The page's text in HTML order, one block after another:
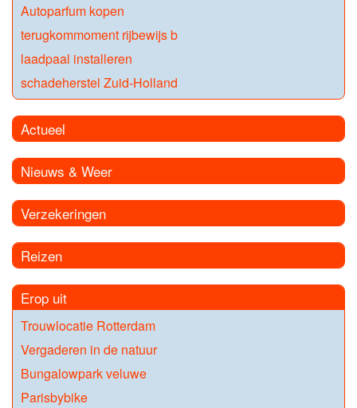
Autoparfum kopen
terugkommoment rijbewijs b
laadpaal installeren
schadeherstel Zuid-Holland
Actueel
Nieuws & Weer
Verzekeringen
Reizen
Erop uit
Trouwlocatie Rotterdam
Vergaderen in de natuur
Bungalowpark veluwe
Parisbybike